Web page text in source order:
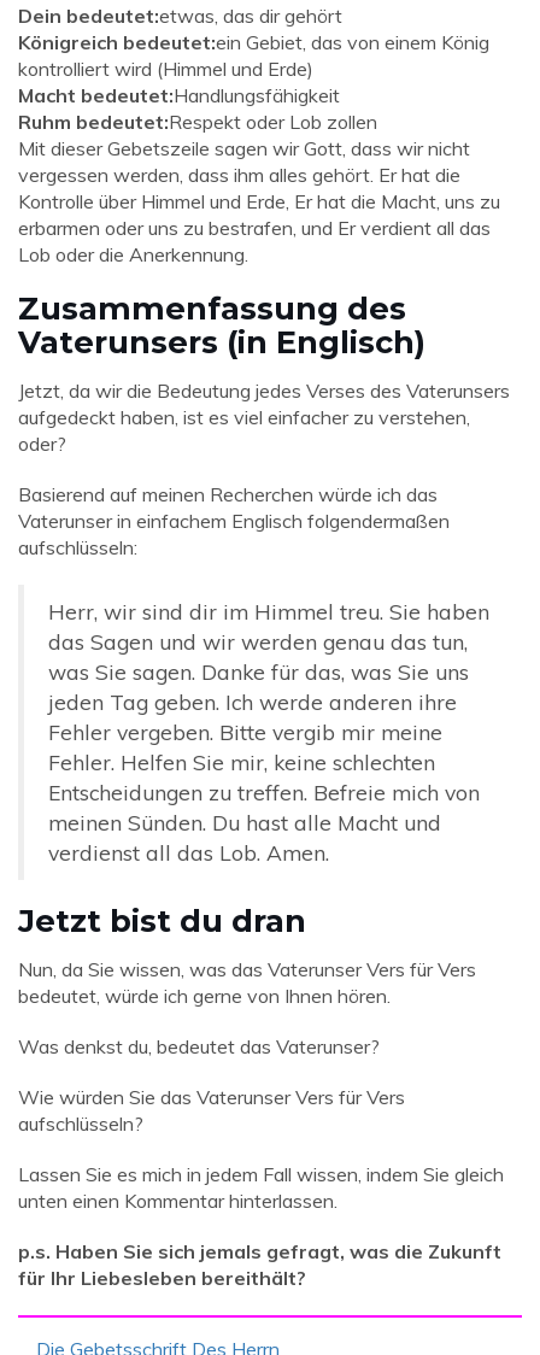
Dein bedeutet:etwas, das dir gehört
Königreich bedeutet:ein Gebiet, das von einem König
kontrolliert wird (Himmel und Erde)
Macht bedeutet:Handlungsfähigkeit
Ruhm bedeutet:Respekt oder Lob zollen
Mit dieser Gebetszeile sagen wir Gott, dass wir nicht
vergessen werden, dass ihm alles gehört. Er hat die
Kontrolle über Himmel und Erde, Er hat die Macht, uns zu
erbarmen oder uns zu bestrafen, und Er verdient all das
Lob oder die Anerkennung.
Zusammenfassung des
Vaterunsers (in Englisch)
Jetzt, da wir die Bedeutung jedes Verses des Vaterunsers
aufgedeckt haben, ist es viel einfacher zu verstehen,
oder?
Basierend auf meinen Recherchen würde ich das
Vaterunser in einfachem Englisch folgendermaßen
aufschlüsseln:
Herr, wir sind dir im Himmel treu. Sie haben
das Sagen und wir werden genau das tun,
was Sie sagen. Danke für das, was Sie uns
jeden Tag geben. Ich werde anderen ihre
Fehler vergeben. Bitte vergib mir meine
Fehler. Helfen Sie mir, keine schlechten
Entscheidungen zu treffen. Befreie mich von
meinen Sünden. Du hast alle Macht und
verdienst all das Lob. Amen.
Jetzt bist du dran
Nun, da Sie wissen, was das Vaterunser Vers für Vers
bedeutet, würde ich gerne von Ihnen hören.
Was denkst du, bedeutet das Vaterunser?
Wie würden Sie das Vaterunser Vers für Vers
aufschlüsseln?
Lassen Sie es mich in jedem Fall wissen, indem Sie gleich
unten einen Kommentar hinterlassen.
p.s. Haben Sie sich jemals gefragt, was die Zukunft
für Ihr Liebesleben bereithält?
Die Gebetsschrift Des Herrn